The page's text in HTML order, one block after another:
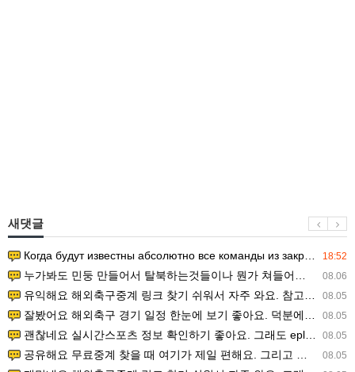
새댓글
18:52
Когда будут известны абсолютно все команды из закрытых квали…
08.06
누가봐도 민둥 만들어서 탈북하는것들이나 뭔가 쳐들어오는 낌새를 미리 알아차리기 위함이지 저걸 전쟁준비라고 하…
08.05
유익해요 해외축구중계 링크 찾기 쉬워서 자주 와요. 참고로 무료스포츠중계 정보 확인할 때 출처 꼭 체크해요.…
08.05
잘봤어요 해외축구 경기 일정 한눈에 보기 좋아요. 덕분에 epl중계 볼 때 공식 중계 채널 먼저 찾아봐요. …
08.05
괜찮네요 실시간스포츠 정보 확인하기 좋아요. 그래도 epl중계 볼 때 공식 중계 채널 먼저 찾아봐요. 북마크…
08.05
공유해요 무료중계 찾을 때 여기가 제일 편해요. 그리고 무료스포츠중계 정보 확인할 때 출처 꼭 체크해요. 앞…